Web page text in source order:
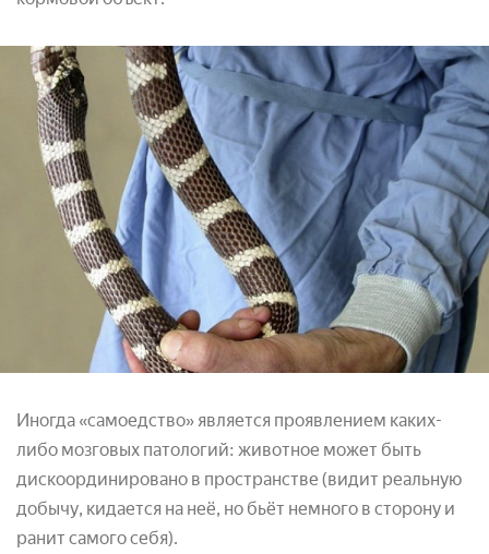
Иногда «самоедство» является проявлением каких-
либо мозговых патологий: животное может быть
дискоординировано в пространстве (видит реальную
добычу, кидается на неё, но бьёт немного в сторону и
ранит самого себя).